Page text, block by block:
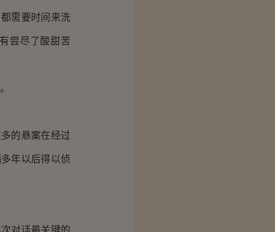
需要时间来洗
尝尽了酸甜苦
的悬案在经过
年以后得以侦
对话最关键的